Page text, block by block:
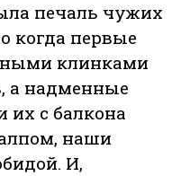
печаль чужих
когда первые
клинками
а надменные
их с балкона
наши
И,